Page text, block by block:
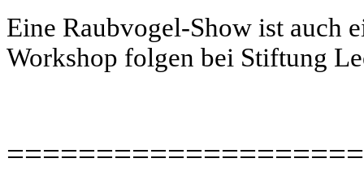
Eine Raubvogel-Show ist auch
Workshop folgen bei Stiftung